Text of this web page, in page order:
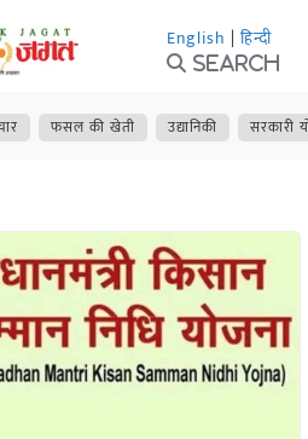
English | हिन्दी
Search
फसल की खेती उद्यानिकी सरकारी